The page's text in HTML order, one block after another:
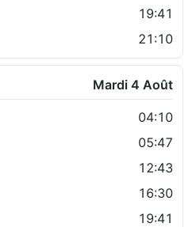
19:41
21:10
Mardi 4 Août
04:10
05:47
12:43
16:30
19:41